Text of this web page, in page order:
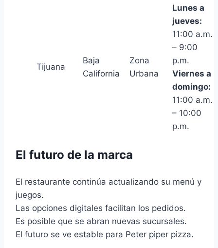
Tijuana
Baja
California
Zona
Urbana
Lunes a
jueves:
11:00 a.m.
– 9:00
p.m.
Viernes a
domingo:
11:00 a.m.
– 10:00
p.m.
El futuro de la marca
El restaurante continúa actualizando su menú y
juegos.
Las opciones digitales facilitan los pedidos.
Es posible que se abran nuevas sucursales.
El futuro se ve estable para Peter piper pizza.